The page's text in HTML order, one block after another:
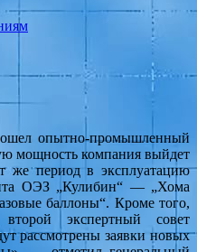
опытно-промышленный
мощность компания выйдет
же период в эксплуатацию
ОЭЗ „Кулибин“ — „Хома
баллоны“. Кроме того,
экспертный совет
рассмотрены заявки новых